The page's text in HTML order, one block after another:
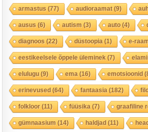
armastus (77) audioraamat(9)
ausus (6) autism (3) auto(4)
diagnoos (22) düstoopia (1) e-
eestikeelsele õppele üleminek (7)
elulugu(9) ema (16) emotsioonid
erinevused(64) fantaasia (182)
folkloor(11) füüsika (7) graafiline
gümnaasium (14) haldjad(11)